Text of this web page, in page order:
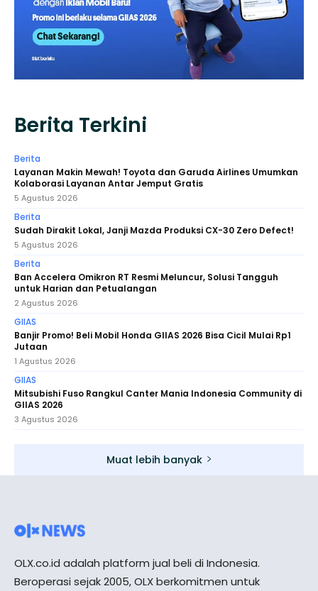
Berita Terkini
Berita
Layanan Makin Mewah! Toyota dan Garuda Airlines Umumkan
Kolaborasi Layanan Antar Jemput Gratis
5 Agustus 2026
Berita
Sudah Dirakit Lokal, Janji Mazda Produksi CX-30 Zero Defect!
5 Agustus 2026
Berita
​Ban Accelera Omikron RT Resmi Meluncur, Solusi Tangguh
untuk Harian dan Petualangan
2 Agustus 2026
GIIAS
Banjir Promo! Beli Mobil Honda GIIAS 2026 Bisa Cicil Mulai Rp1
Jutaan
1 Agustus 2026
GIIAS
Mitsubishi Fuso Rangkul Canter Mania Indonesia Community di
GIIAS 2026
3 Agustus 2026
Muat lebih banyak
OLX.co.id adalah platform jual beli di Indonesia.
Beroperasi sejak 2005, OLX berkomitmen untuk